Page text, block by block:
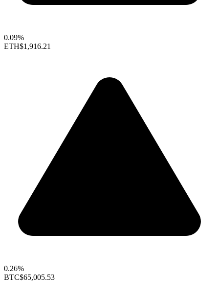
0.09%
ETH$1,916.21
0.26%
BTC$65,005.53